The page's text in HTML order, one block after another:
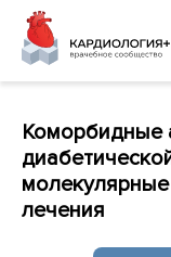
Коморбидные
лечения